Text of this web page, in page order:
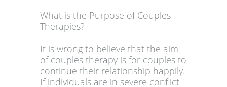
What is the Purpose of Couples
Therapies?
It is wrong to believe that the aim
of couples therapy is for couples to
continue their relationship happily.
If individuals are in severe conflict